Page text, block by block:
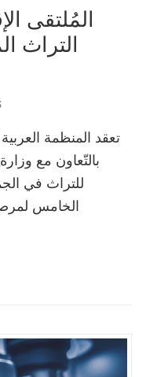
المُلتقى
التراث
تعقد المنظمة العربية
بالتّعاون مع
للتراث في
الخامس